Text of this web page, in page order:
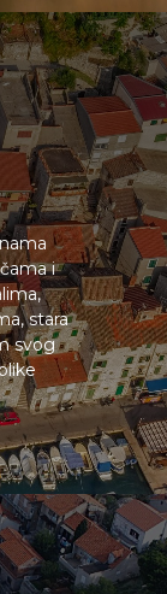
i
stara
svog